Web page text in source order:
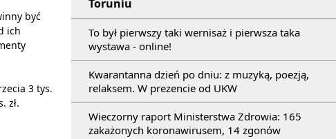
Toruniu
To był pierwszy taki wernisaż i pierwsza taka
wystawa - online!
Kwarantanna dzień po dniu: z muzyką, poezją,
relaksem. W prezencie od UKW
Wieczorny raport Ministerstwa Zdrowia: 165
zakażonych koronawirusem, 14 zgonów
być
ich
3 tys.
zł.